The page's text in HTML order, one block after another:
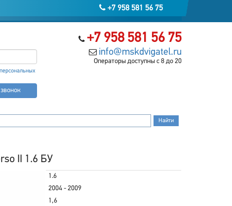
+7 958 581 56 75
+7 958 581 56 75
info@mskdvigatel.ru
Операторы доступны с 8 до 20
II 1.6 БУ
1.6
2004 - 2009
1,6